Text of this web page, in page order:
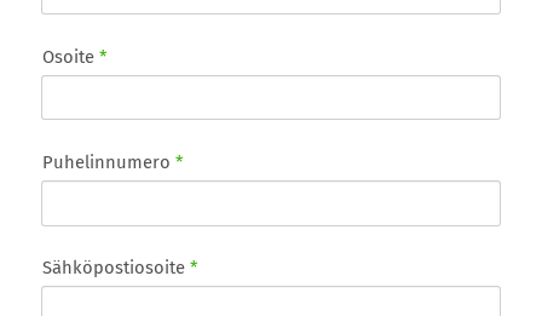
Osoite *
Puhelinnumero *
Sähköpostiosoite *